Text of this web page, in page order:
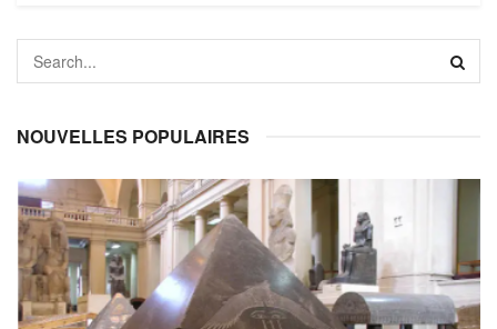
NOUVELLES POPULAIRES